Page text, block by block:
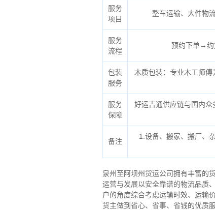
服务
项目
整车运输、大件物
服务
流程
预约下单→
包装
服务
木质包装：专业木工师
服务
保障
好运吉通供应链与国内
备注
1.设备、搬家、搬厂、
泉州至阿坝州货运公司拥有丰富的
运营与发展以安全靠谱的物流品质
户的角度综合考虑运输时效、运输
货主做到省心、省事、省钱的优质服